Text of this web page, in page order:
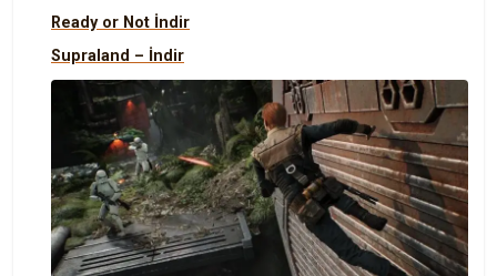
Ready or Not İndir
Supraland – İndir